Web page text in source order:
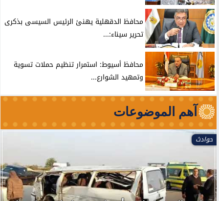
محافظ الدقهلية يهنئ الرئيس السيسى بذكرى
تحرير سيناء:...
محافظ أسيوط: استمرار تنظيم حملات تسوية
وتمهيد الشوارع...
آهم الموضوعات
حوادث